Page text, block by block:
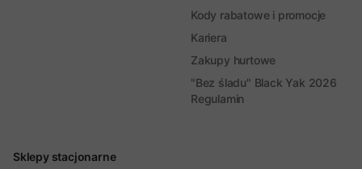
Sklepy stacjonarne
Kody rabatowe i promocje
Kariera
Zakupy hurtowe
"Bez śladu" Black Yak 2026
Regulamin